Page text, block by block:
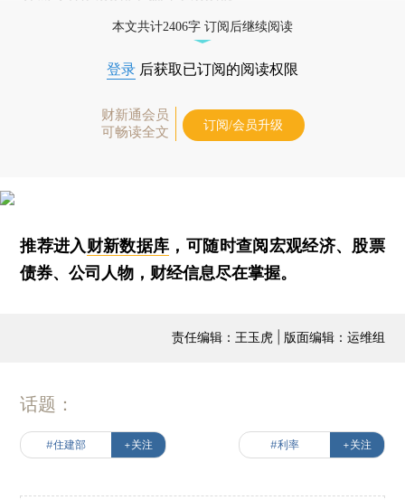
本文共计2406字 订阅后继续阅读
登录 后获取已订阅的阅读权限
财新通会员
可畅读全文
订阅/会员升级
推荐进入财新数据库 ，可随时查阅宏观经济、股票
债券、公司人物，财经信息尽在掌握。
责任编辑：王玉虎 | 版面编辑：运维组
话题：
#住建部 +关注 #利率 +关注